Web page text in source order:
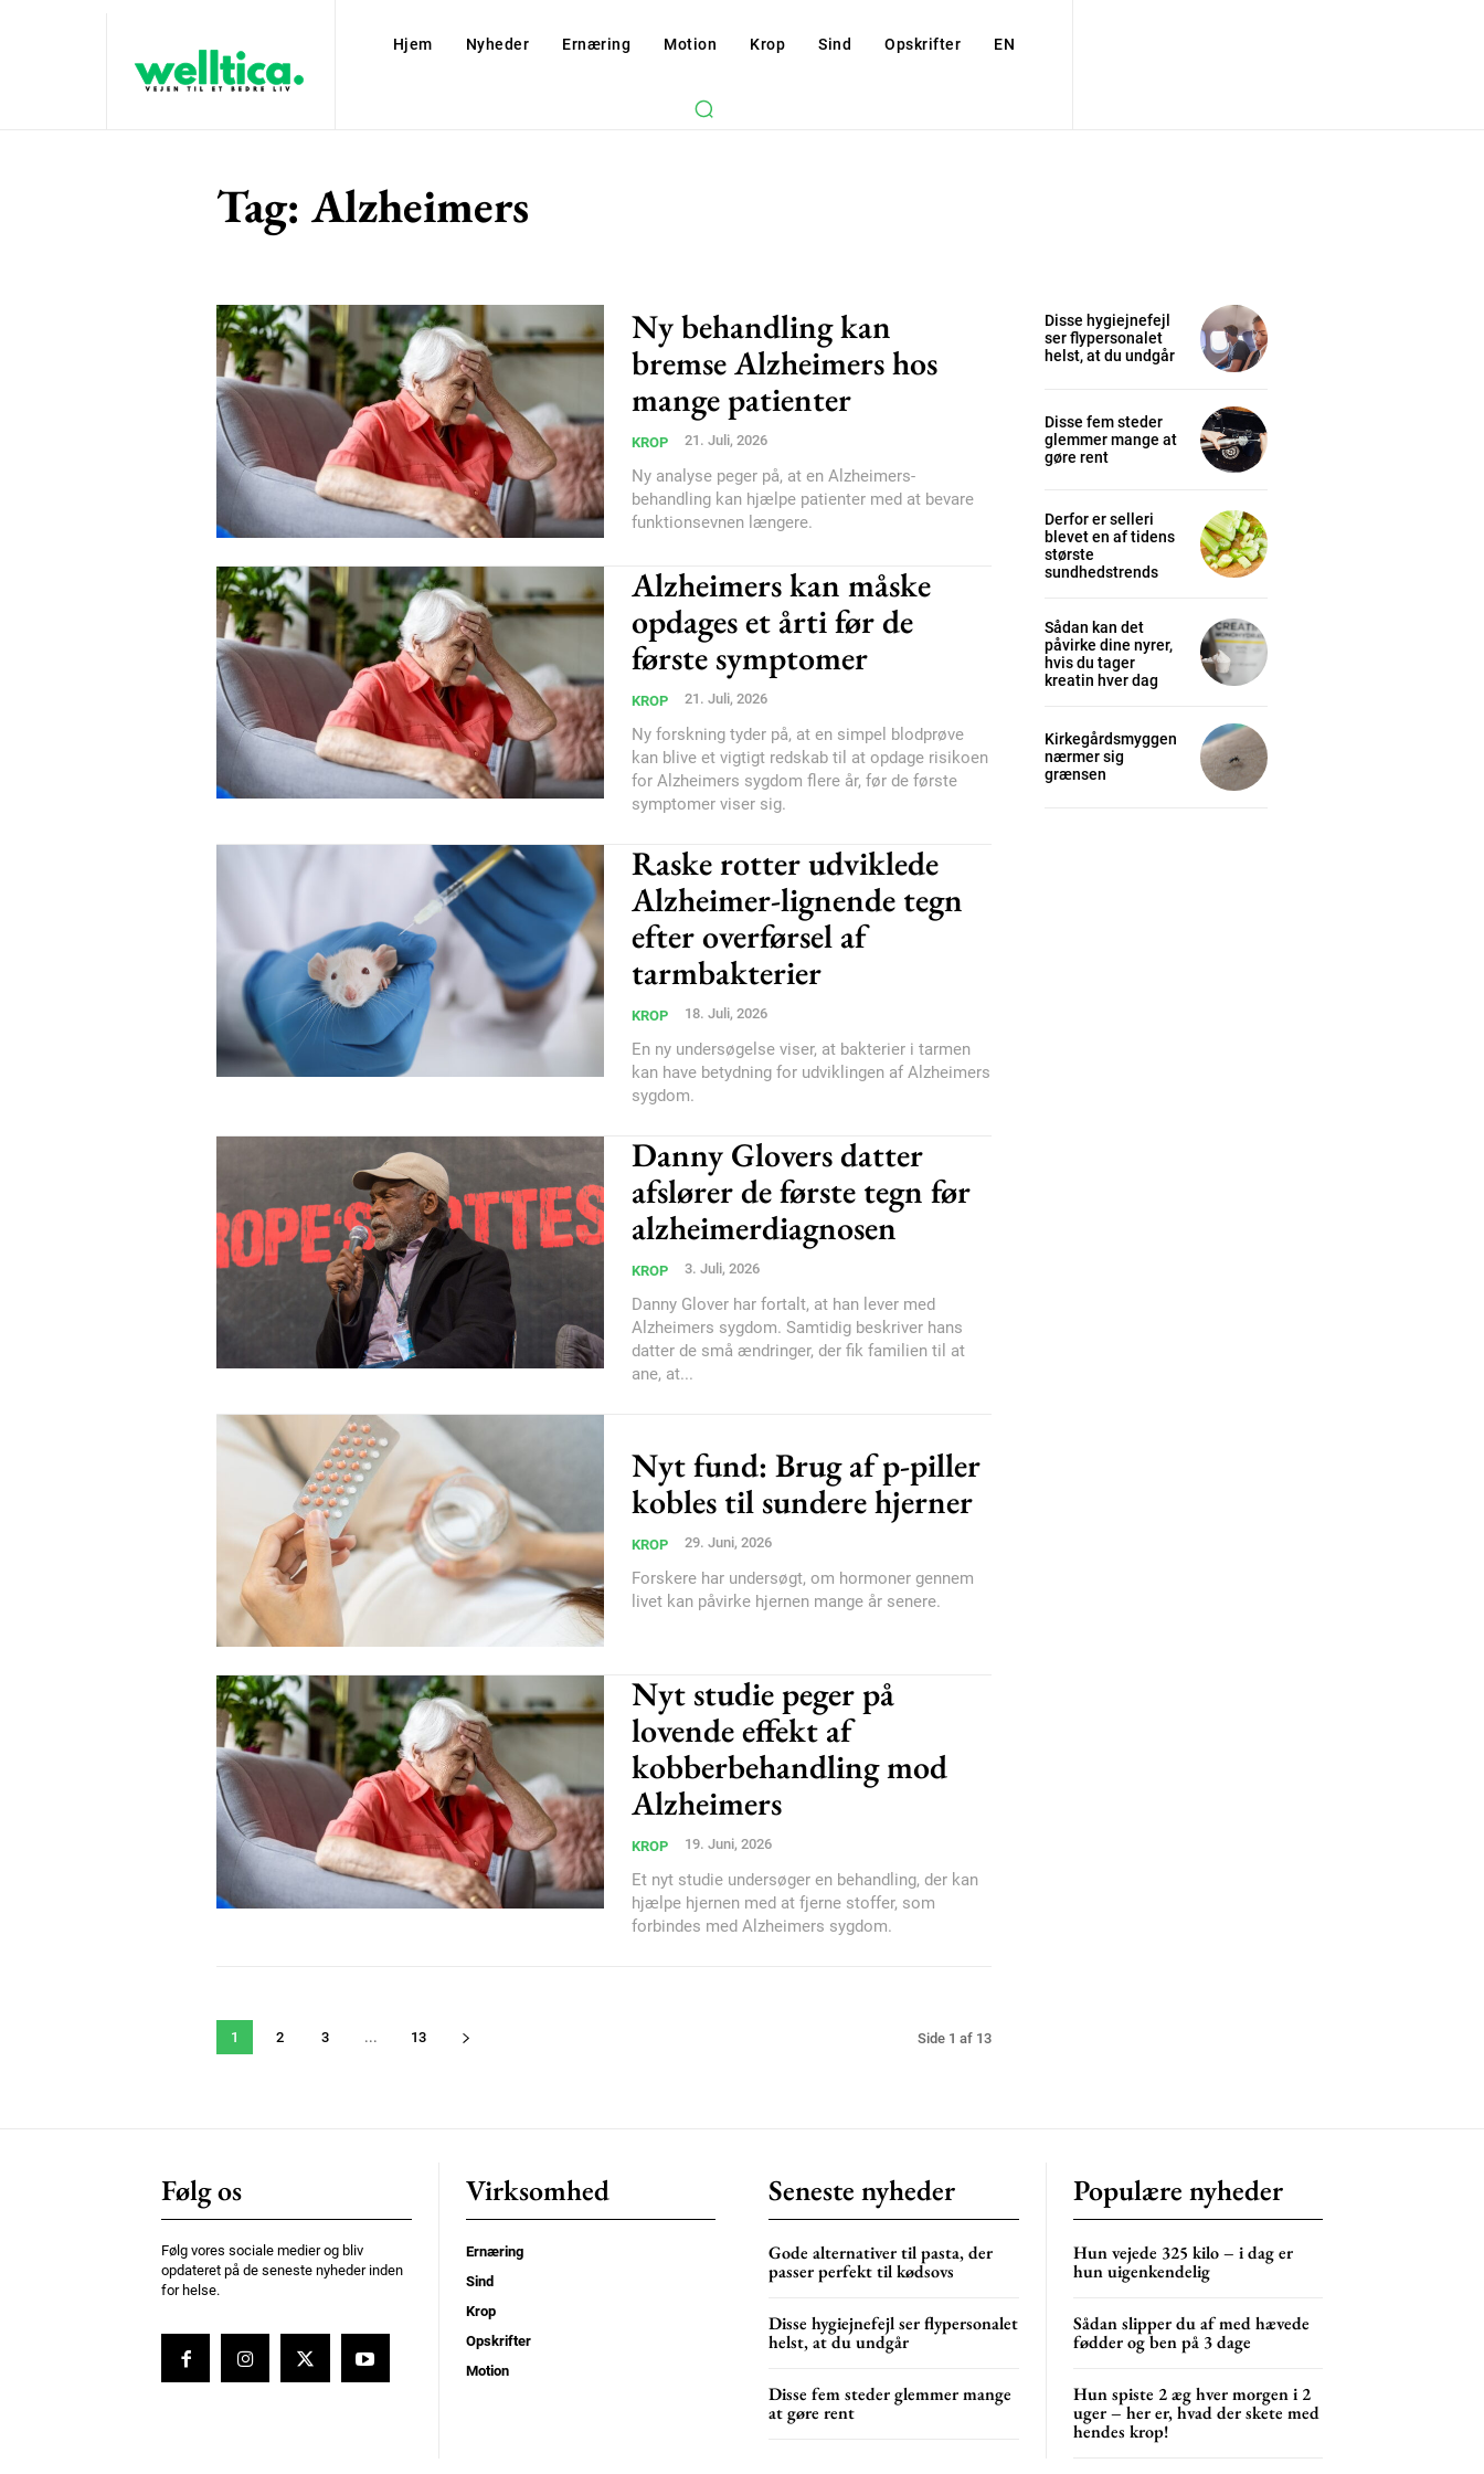
Subscription Plans
Free limited access
Gratis / forever
Praesent euismod ac
Ut mollis pellentesque tortor
Nullam eu erat condimentum
Donec quis est ac felis
Orci varius natoque dolor
Member full access
100 DKK
Nullam eu erat condimentum
Donec quis est ac felis
Hjem Nyheder Ernæring Motion Krop Sind Opskrifter EN
Tag:Alzheimers
Ny behandling kan
bremse Alzheimers hos
mange patienter
KROP 21. Juli, 2026
Ny analyse peger på, at en Alzheimers-
behandling kan hjælpe patienter med at bevare
funktionsevnen længere.
Alzheimers kan måske
opdages et årti før de
første symptomer
KROP 21. Juli, 2026
Ny forskning tyder på, at en simpel blodprøve
kan blive et vigtigt redskab til at opdage risikoen
for Alzheimers sygdom flere år, før de første
symptomer viser sig.
Raske rotter udviklede
Alzheimer-lignende tegn
efter overførsel af
tarmbakterier
KROP 18. Juli, 2026
En ny undersøgelse viser, at bakterier i tarmen
kan have betydning for udviklingen af Alzheimers
sygdom.
Danny Glovers datter
afslører de første tegn før
alzheimerdiagnosen
KROP 3. Juli, 2026
Danny Glover har fortalt, at han lever med
Alzheimers sygdom. Samtidig beskriver hans
datter de små ændringer, der fik familien til at
ane, at...
Nyt fund: Brug af p-piller
kobles til sundere hjerner
KROP 29. Juni, 2026
Forskere har undersøgt, om hormoner gennem
livet kan påvirke hjernen mange år senere.
Nyt studie peger på
lovende effekt af
kobberbehandling mod
Alzheimers
KROP 19. Juni, 2026
Et nyt studie undersøger en behandling, der kan
hjælpe hjernen med at fjerne stoffer, som
forbindes med Alzheimers sygdom.
1 2 3 ... 13 Side 1 af 13
Disse hygiejnefejl
ser flypersonalet
helst, at du undgår
Disse fem steder
glemmer mange at
gøre rent
Derfor er selleri
blevet en af tidens
største
sundhedstrends
Sådan kan det
påvirke dine nyrer,
hvis du tager
kreatin hver dag
Kirkegårdsmyggen
nærmer sig
grænsen
Følg os
Følg vores sociale medier og bliv
opdateret på de seneste nyheder inden
for helse.
Virksomhed
Ernæring
Sind
Krop
Opskrifter
Motion
Seneste nyheder
Gode alternativer til pasta, der
passer perfekt til kødsovs
Disse hygiejnefejl ser flypersonalet
helst, at du undgår
Disse fem steder glemmer mange
at gøre rent
Populære nyheder
Hun vejede 325 kilo – i dag er
hun uigenkendelig
Sådan slipper du af med hævede
fødder og ben på 3 dage
Hun spiste 2 æg hver morgen i 2
uger – her er, hvad der skete med
hendes krop!